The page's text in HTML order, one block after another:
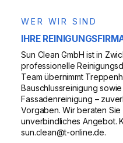
WER WIR SIND
IHRE
Sun Clean GmbH ist in
professionelle
Team übernimmt
Bauschlussreinigung
Fassadenreinigung –
Vorgaben. Wir beraten
unverbindliches Angebot.
sun.clean@t-online.de.